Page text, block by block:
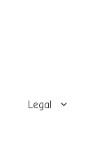
Legal